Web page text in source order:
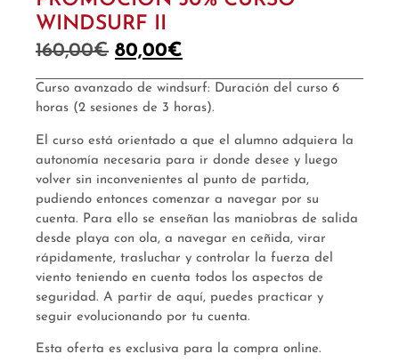
WINDSURF II
160,00€ 80,00€
Curso avanzado de windsurf: Duración del curso 6
horas (2 sesiones de 3 horas).
El curso está orientado a que el alumno adquiera la
autonomía necesaria para ir donde desee y luego
volver sin inconvenientes al punto de partida,
pudiendo entonces comenzar a navegar por su
cuenta. Para ello se enseñan las maniobras de salida
desde playa con ola, a navegar en ceñida, virar
rápidamente, trasluchar y controlar la fuerza del
viento teniendo en cuenta todos los aspectos de
seguridad. A partir de aquí, puedes practicar y
seguir evolucionando por tu cuenta.
Esta oferta es exclusiva para la compra online.